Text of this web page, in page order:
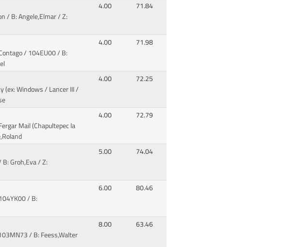
/ B: Angele,Elmar / Z:
4.00 71.84
/ 104EU00 / B:
4.00 71.98
Windows / Lancer III/
4.00 72.25
Mail (Chapultepec la
4.00 72.79
Groh,Eva / Z:
5.00 74.04
/ B:
6.00 80.46
/ B: Feess,Walter
8.00 63.46